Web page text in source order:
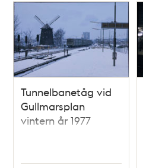
Tunnelbanetåg vid
Gullmarsplan
vintern år 1977